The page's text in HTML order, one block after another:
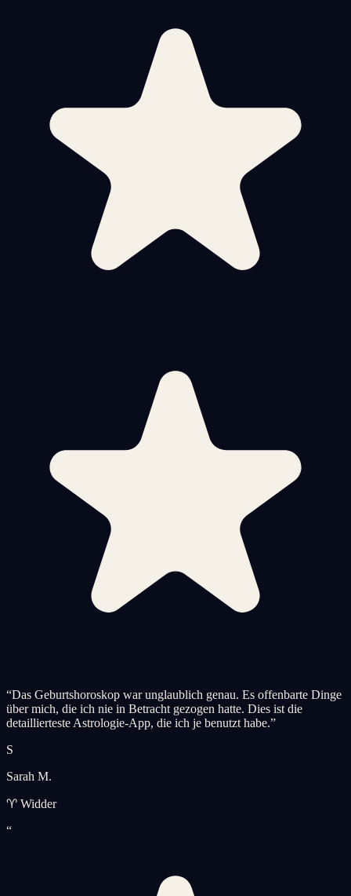
“Das Geburtshoroskop war unglaublich genau. Es offenbarte Dinge
über mich, die ich nie in Betracht gezogen hatte. Dies ist die
detaillierteste Astrologie-App, die ich je benutzt habe.”
S
Sarah M.
♈ Widder
“